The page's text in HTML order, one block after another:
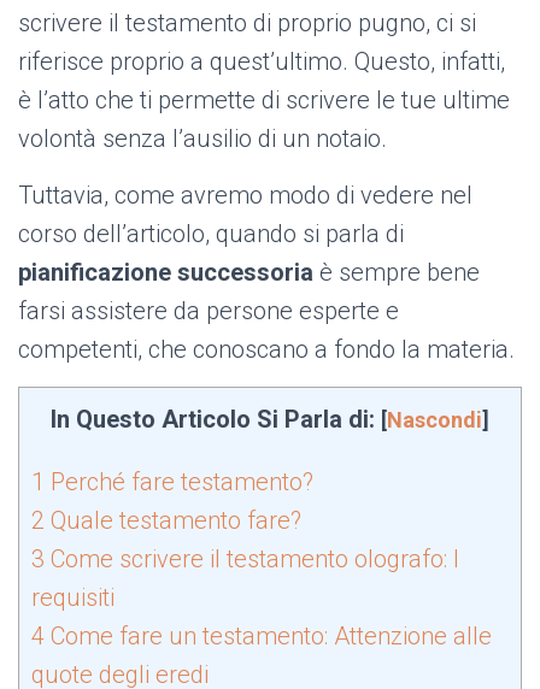
scrivere il testamento di proprio pugno, ci si
riferisce proprio a quest’ultimo. Questo, infatti,
è l’atto che ti permette di scrivere le tue ultime
volontà senza l’ausilio di un notaio.
Tuttavia, come avremo modo di vedere nel
corso dell’articolo, quando si parla di
pianificazione successoria è sempre bene
farsi assistere da persone esperte e
competenti, che conoscano a fondo la materia.
In Questo Articolo Si Parla di: [Nascondi]
1 Perché fare testamento?
2 Quale testamento fare?
3 Come scrivere il testamento olografo: I
requisiti
4 Come fare un testamento: Attenzione alle
quote degli eredi